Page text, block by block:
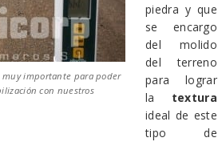
importante para poder
con nuestros
piedra y que
se encargo
del molido
del terreno
para lograr
la textura
ideal de este
tipo de